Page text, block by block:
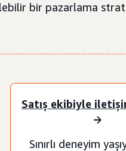
bir pazarlama
Satış ekibiyle
Sınırlı deneyim